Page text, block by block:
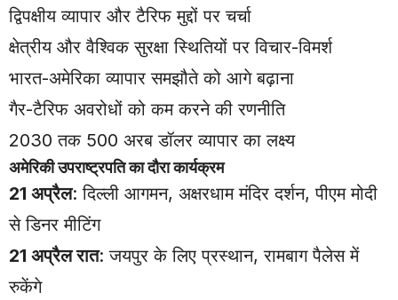
द्विपक्षीय व्यापार और टैरिफ मुद्दों पर चर्चा
क्षेत्रीय और वैश्विक सुरक्षा स्थितियों पर विचार-विमर्श
भारत-अमेरिका व्यापार समझौते को आगे बढ़ाना
गैर-टैरिफ अवरोधों को कम करने की रणनीति
2030 तक 500 अरब डॉलर व्यापार का लक्ष्य
अमेरिकी उपराष्ट्रपति का दौरा कार्यक्रम
21 अप्रैल: दिल्ली आगमन, अक्षरधाम मंदिर दर्शन, पीएम मोदी
से डिनर मीटिंग
21 अप्रैल रात: जयपुर के लिए प्रस्थान, रामबाग पैलेस में
रुकेंगे